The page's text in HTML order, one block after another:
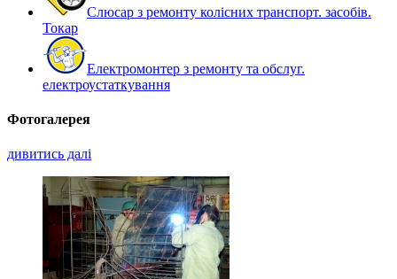
Слюсар з ремонту колісних транспорт. засобів.
Токар
Електромонтер з ремонту та обслуг.
електроустаткування
Фотогалерея
дивитись далі